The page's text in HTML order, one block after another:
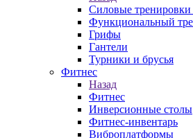
Силовые тренировки
Функциональный
Грифы
Гантели
Турники и брусья
Фитнес
Назад
Фитнес
Инверсионные столы
Фитнес-инвентарь
Виброплатформы